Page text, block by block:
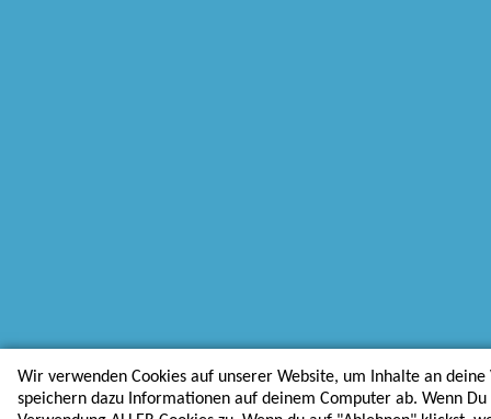
Wir verwenden Cookies auf unserer Website, um Inhalte an deine
speichern dazu Informationen auf deinem Computer ab. Wenn